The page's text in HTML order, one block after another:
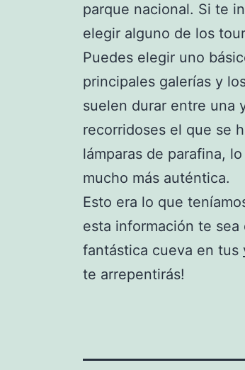
parque nacional. Si te
elegir alguno de los
Puedes elegir uno
principales galerías y
suelen durar entre una
recorridoses el que se
lámparas de parafina,
mucho más auténtica.
Esto era lo que
esta información te
fantástica cueva en tus
te arrepentirás!